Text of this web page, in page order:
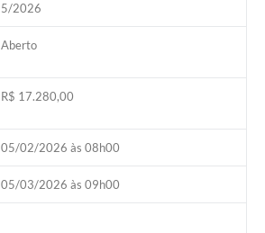
5/2026
Aberto
R$ 17.280,00
05/02/2026 às 08h00
05/03/2026 às 09h00